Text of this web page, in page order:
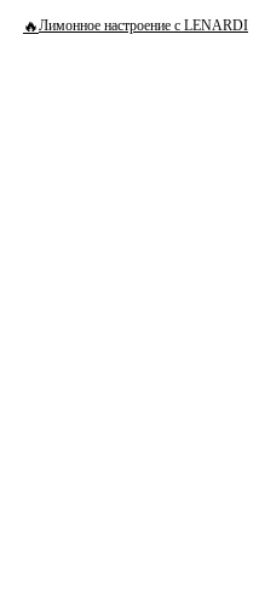
🔥Лимонное настроение с LENARDI